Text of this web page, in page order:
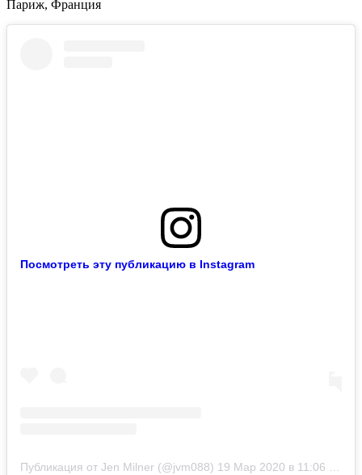
Париж, Франция
Посмотреть эту публикацию в Instagram
Публикация от Jen Milner (@jvm088) 19 Мар 2020 в 11:06 PDT